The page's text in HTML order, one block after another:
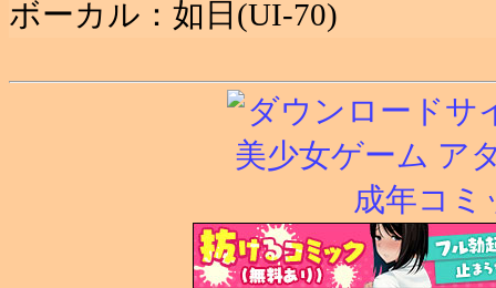
ボーカル：如日(UI-70)